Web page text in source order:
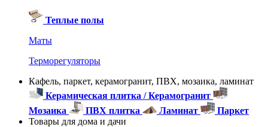
Теплые полы
Маты
Терморегуляторы
Кафель, паркет, керамогранит, ПВХ, мозаика, ламинат
Керамическая плитка / Керамогранит
Мозаика
ПВХ плитка Ламинат
Паркет
Товары для дома и дачи